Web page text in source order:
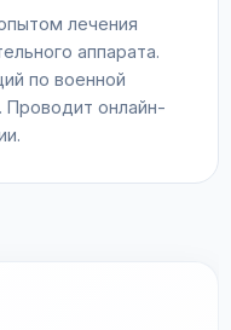
лечения
аппарата.
по военной
Проводит онлайн-